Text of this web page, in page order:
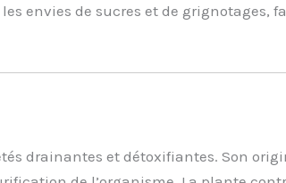
envies de sucres et de grignotages,
drainantes et détoxifiantes. Son